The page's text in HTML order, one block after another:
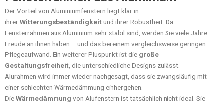
Der Vorteil von Aluminiumfenstern liegt klar in
ihrerWitterungsbeständigkeitund ihrer Robustheit. Da
Fensterrahmen aus Aluminium sehr stabil sind, werden Sie viele Jahre
Freude an ihnen haben – und das bei einem vergleichsweise geringen
Pflegeaufwand. Ein weiterer Pluspunkt ist die große
Gestaltungsfreiheit, die unterschiedliche Designs zulässt.
Alurahmen wird immer wieder nachgesagt, dass sie zwangsläufig mit
einer schlechten Wärmedämmung einhergehen.
DieWärmedämmung von Alufenstern ist tatsächlich nicht ideal. Sie